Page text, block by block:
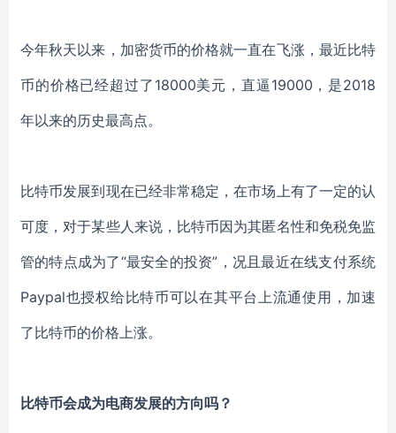
今年秋天以来，加密货币的价格就一直在飞涨，最近比特
币的价格已经超过了 18000美元，直逼19000，是2018
年以来的历史最高点。
比特币发展到现在已经非常稳定，在市场上有了一定的认
可度，对于某些人来说，比特币因为其匿名性和免税免监
管的特点成为了“最安全的投资”，况且最近在线支付系统
Paypal也授权给比特币可以在其平台上流通使用，加速
了比特币的价格上涨。
比特币会成为电商发展的方向吗？